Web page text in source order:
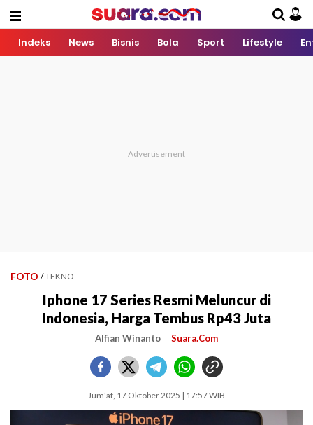
Indeks News Bisnis Bola Sport Lifestyle
FOTO / TEKNO
Iphone 17 Series Resmi Meluncur di
Indonesia, Harga Tembus Rp43 Juta
Alfian Winanto Suara.Com
Jum'at, 17 Oktober 2025 | 17:57 WIB